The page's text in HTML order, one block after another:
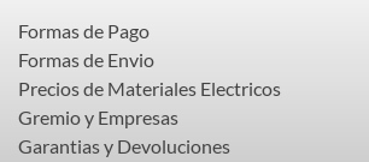
Formas de Pago
Formas de Envio
Precios de Materiales Electricos
Gremio y Empresas
Garantias y Devoluciones